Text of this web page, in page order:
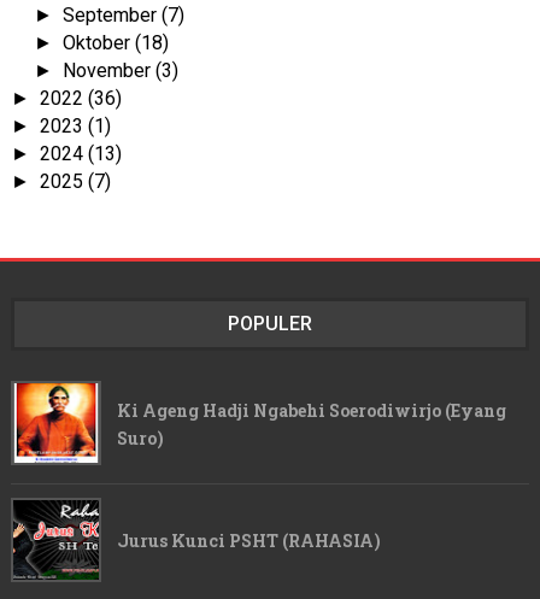
►September(7)
►Oktober(18)
► November(3)
► 2022 (36)
► 2023 (1)
► 2024 (13)
► 2025 (7)
POPULER
Ki Ageng Hadji Ngabehi Soerodiwirjo (Eyang
Suro)
Jurus Kunci PSHT (RAHASIA)